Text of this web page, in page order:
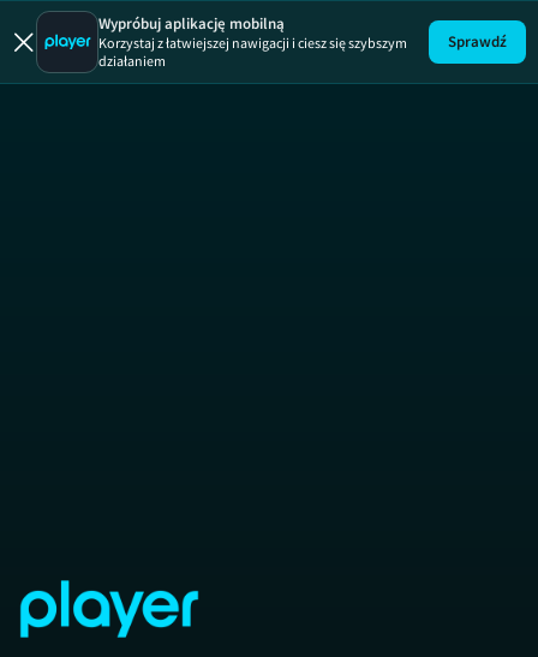
40
Wypróbuj aplikację mobilną
Korzystaj z łatwiejszej nawigacji i ciesz się szybszym
działaniem
Sprawdź